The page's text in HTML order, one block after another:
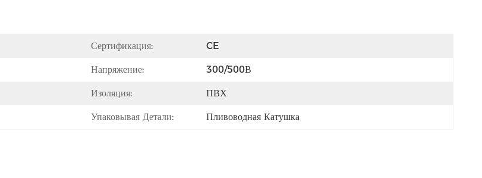
Сертификация: CE
Напряжение: 300/500В
Изоляция: ПВХ
Упаковывая Детали: Пливоводная Катушка